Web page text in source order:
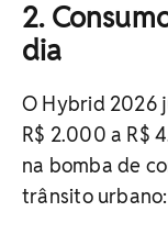
2.
dia
O Hybrid 2026
R$ 2.000 a R$
na bomba de
trânsito urbano: